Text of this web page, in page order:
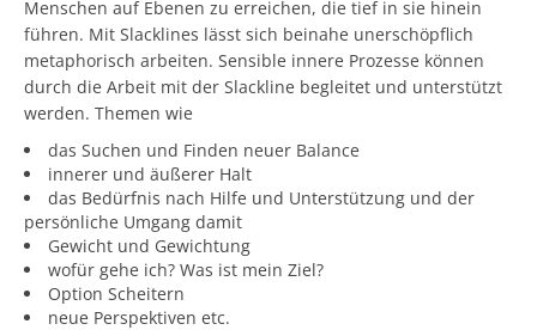
Menschen auf Ebenen zu erreichen, die tief in sie hinein
führen. Mit Slacklines lässt sich beinahe unerschöpflich
metaphorisch arbeiten. Sensible innere Prozesse können
durch die Arbeit mit der Slackline begleitet und unterstützt
werden. Themen wie
das Suchen und Finden neuer Balance
innerer und äußerer Halt
das Bedürfnis nach Hilfe und Unterstützung und der
persönliche Umgang damit
Gewicht und Gewichtung
wofür gehe ich? Was ist mein Ziel?
Option Scheitern
neue Perspektiven etc.